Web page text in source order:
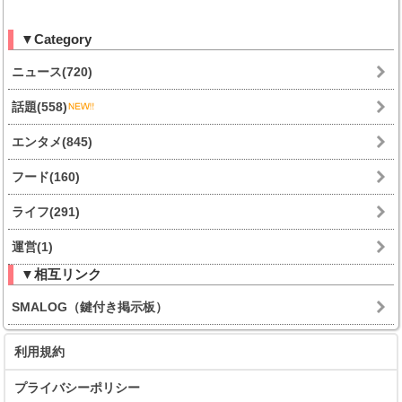
▼Category
ニュース(720)
話題(558)
エンタメ(845)
フード(160)
ライフ(291)
運営(1)
▼相互リンク
SMALOG（鍵付き掲示板）
利用規約
プライバシーポリシー